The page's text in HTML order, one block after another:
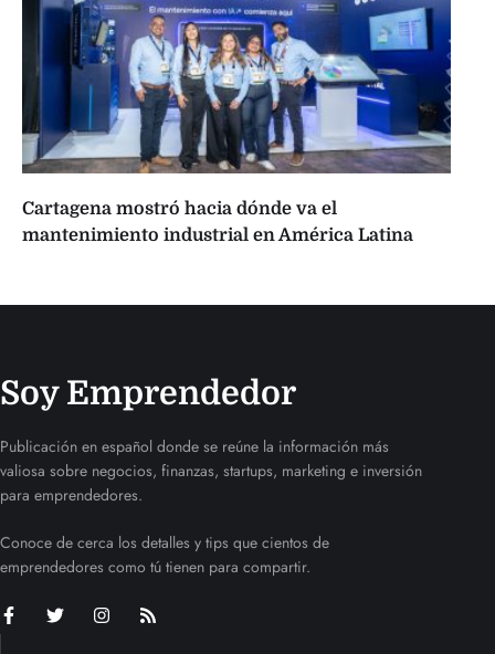
Cartagena mostró hacia dónde va el
mantenimiento industrial en América Latina
Soy Emprendedor
Publicación en español donde se reúne la información más
valiosa sobre negocios, finanzas, startups, marketing e inversión
para emprendedores.
Conoce de cerca los detalles y tips que cientos de
emprendedores como tú tienen para compartir.